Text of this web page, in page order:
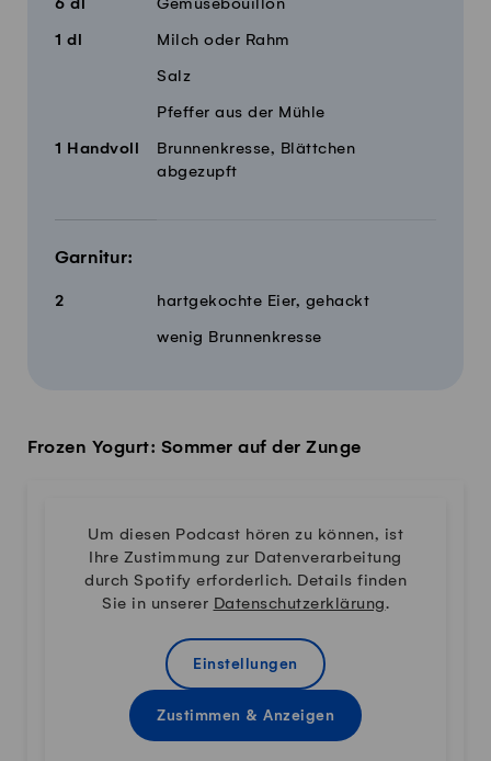
6 dl Gemüsebouillon
1 dl Milch oder Rahm
Salz
Pfeffer aus der Mühle
1 Handvoll
Brunnenkresse, Blättchen
abgezupft
Garnitur:
2 hartgekochte Eier, gehackt
wenig Brunnenkresse
Frozen Yogurt: Sommer auf der Zunge
Um diesen Podcast hören zu können, ist
Ihre Zustimmung zur Datenverarbeitung
durch Spotify erforderlich. Details finden
Sie in unserer Datenschutzerklärung.
Einstellungen
Zustimmen & Anzeigen